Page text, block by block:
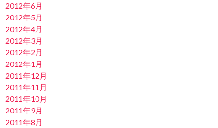
2012年6月
2012年5月
2012年4月
2012年3月
2012年2月
2012年1月
2011年12月
2011年11月
2011年10月
2011年9月
2011年8月